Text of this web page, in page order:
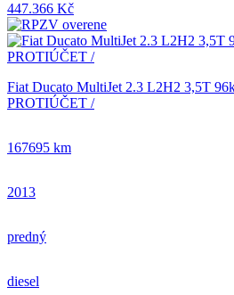
447.366 Kč
Fiat Ducato MultiJet 2.3 L2H2 3,5T
PROTIÚČET /
167695 km
2013
predný
diesel